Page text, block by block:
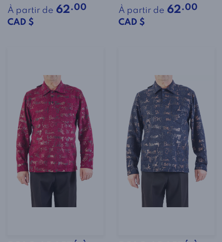
À partir de 62.00
CAD $
À partir de 62.00
CAD $